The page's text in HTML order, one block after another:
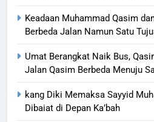
Keadaan Muhammad Qasim
Berbeda Jalan Namun Satu
Umat Berangkat Naik Bus,
Jalan Qasim Berbeda Menuju
kang Diki Memaksa Sayyid
Dibaiat di Depan Ka’bah